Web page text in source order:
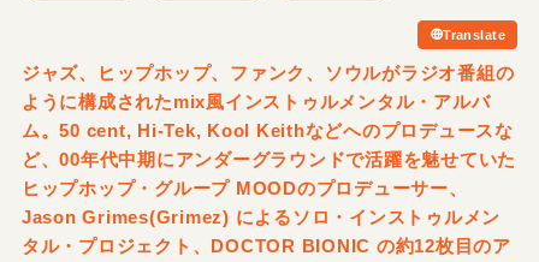
Translate
ジャズ、ヒップホップ、ファンク、ソウルがラジオ番組の
ように構成されたmix風インストゥルメンタル・アルバ
ム。50 cent, Hi-Tek, Kool Keithなどへのプロデュースな
ど、00年代中期にアンダーグラウンドで活躍を魅せていた
ヒップホップ・グループ MOODのプロデューサー、
Jason Grimes(Grimez) によるソロ・インストゥルメン
タル・プロジェクト、DOCTOR BIONIC の約12枚目のア